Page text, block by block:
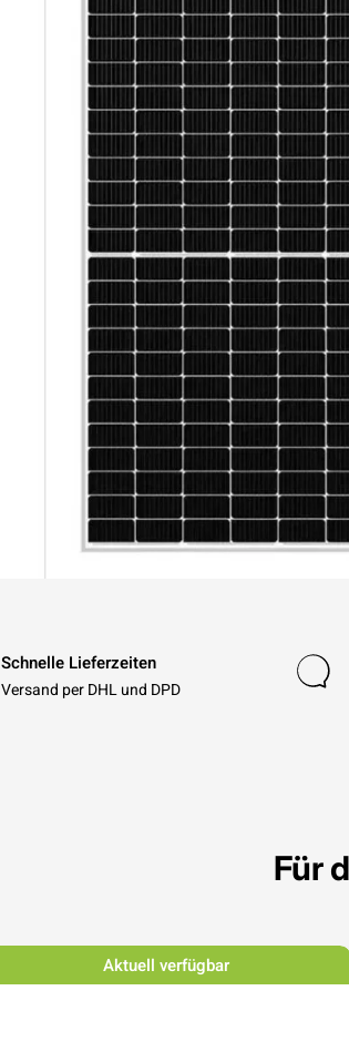
Schnelle Lieferzeiten
Versand per DHL und DPD
Für
Aktuell verfügbar